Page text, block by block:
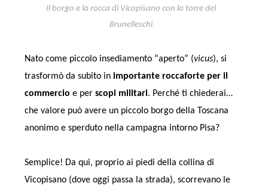
Il borgo e la rocca di Vicopisano con la torre del
Brunelleschi
Nato come piccolo insediamento “aperto” (vicus), si
trasformò da subito in importante roccaforte per il
commercio e per scopi militari. Perché ti chiederai…
che valore può avere un piccolo borgo della Toscana
anonimo e sperduto nella campagna intorno Pisa?
Semplice! Da qui, proprio ai piedi della collina di
Vicopisano (dove oggi passa la strada), scorrevano le